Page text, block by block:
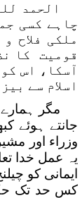
الحمد
چاہے کسی
ملکی فلاح
قومیت کا
آسکا، اس
اسلام سے
مگر
جانتے ہوئے
وزراء اور
یہ عمل خدا
ایمانی کو
کس حد تک